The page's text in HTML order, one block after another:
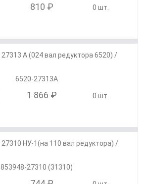
810 ₽ 0 шт.
А (024 вал редуктора 6520) /
6520-27313А
1 866 ₽ 0 шт.
НУ-1(на 110 вал редуктора) /
853948-27310 (31310)